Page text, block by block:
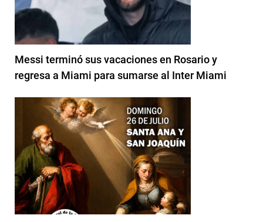
Messi terminó sus vacaciones en Rosario y
regresa a Miami para sumarse al Inter Miami